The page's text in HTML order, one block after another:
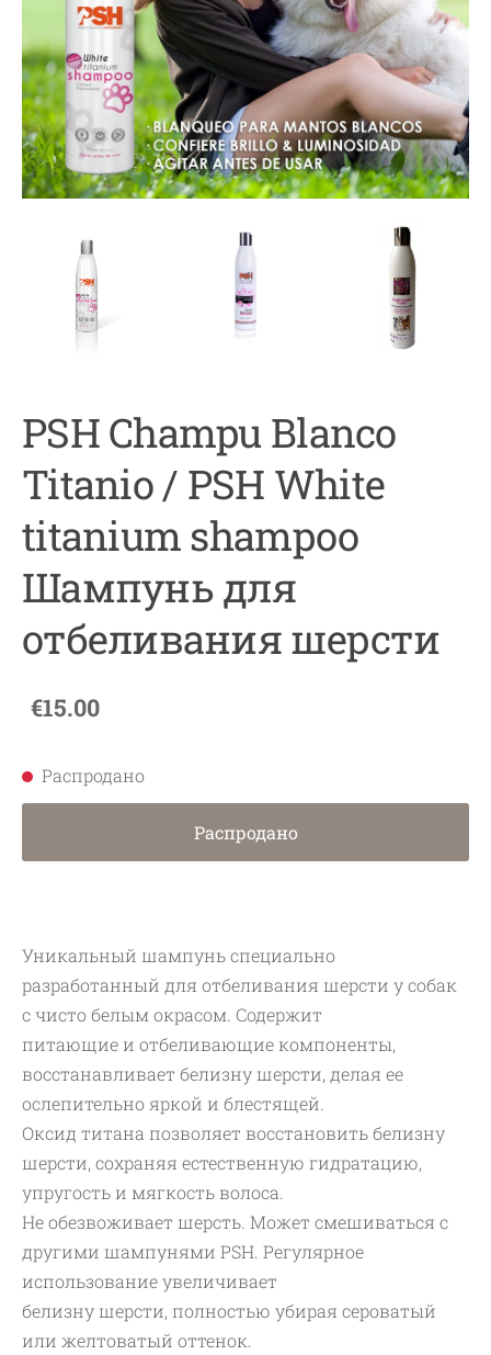
PSH Champu Blanco
Titanio / PSH White
titanium shampoo
Шампунь для​
отбеливания шерсти
€15.00
Распродано
Распродано
Уникальный шампунь специально
разработанный для отбеливания шерсти у собак
с чисто белым окрасом. Cодержит
питающие и отбеливающие компоненты,
восстанавливает белизну шерсти, делая ее
ослепительно яркой и блестящей.
Оксид титана позволяет восстановить белизну
шерсти, сохраняя естественную гидратацию,
упругость и мягкость волоса.
Не обезвоживает шерсть. Может смешиваться с
другими шампунями PSH. Регулярное
использование увеличивает
белизну шерсти, полностью убирая сероватый
или желтоватый оттенок.